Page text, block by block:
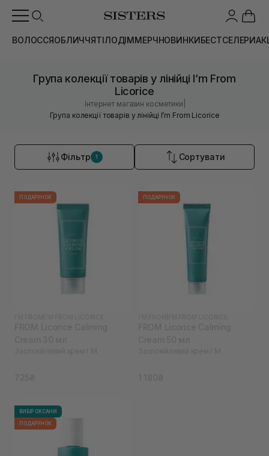
ВОЛОССЯОБЛИЧЧЯТІЛОДІММЕРЧНОВИНКИБЕСТСЕЛЕРИ
Група колекції товарів у лінійці I’m From
Licorice
Інтернет магазин косметики
Група колекції товарів у лінійці I’m From Licorice
Фільтр 1 Сортувати
ПОДАРУНОК ПОДАРУНОК
ВИБІР ОКСАНИ
ПОДАРУНОК